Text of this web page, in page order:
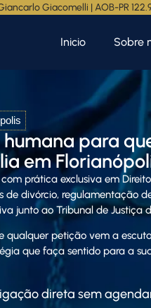
Giacomelli | AOB-PR
Inicio Sobre
para
em
prática exclusiva em
de divórcio, regulamentação
junto ao Tribunal de Justiça
qualquer petição vem a
que faça sentido para a
direta sem